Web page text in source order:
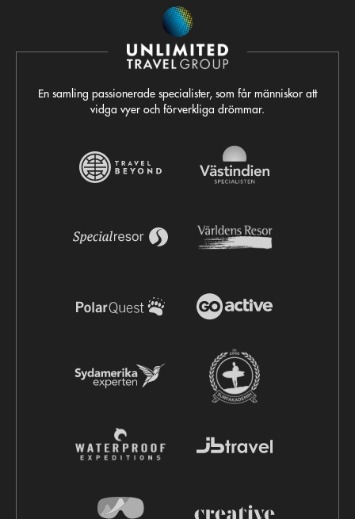
En samling passionerade specialister, som får människor att
vidga vyer och förverkliga drömmar.